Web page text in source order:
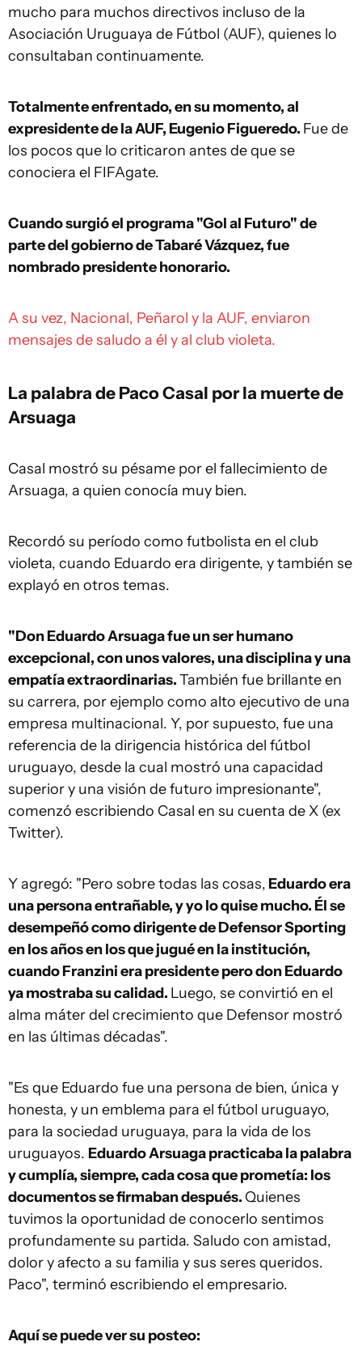
mucho para muchos directivos incluso de la
Asociación Uruguaya de Fútbol (AUF), quienes lo
consultaban continuamente.
Totalmente enfrentado, en su momento, al
expresidente de la AUF, Eugenio Figueredo. Fue de
los pocos que lo criticaron antes de que se
conociera el FIFAgate.
Cuando surgió el programa "Gol al Futuro" de
parte del gobierno de Tabaré Vázquez, fue
nombrado presidente honorario.
A su vez, Nacional, Peñarol y la AUF, enviaron
mensajes de saludo a él y al club violeta.
La palabra de Paco Casal por la muerte de
Arsuaga
Casal mostró su pésame por el fallecimiento de
Arsuaga, a quien conocía muy bien.
Recordó su período como futbolista en el club
violeta, cuando Eduardo era dirigente, y también se
explayó en otros temas.
"Don Eduardo Arsuaga fue un ser humano
excepcional, con unos valores, una disciplina y una
empatía extraordinarias.También fue brillante en
su carrera, por ejemplo como alto ejecutivo de una
empresa multinacional. Y, por supuesto, fue una
referencia de la dirigencia histórica del fútbol
uruguayo, desde la cual mostró una capacidad
superior y una visión de futuro impresionante",
comenzó escribiendo Casal en su cuenta de X (ex
Twitter).
Y agregó: "Pero sobre todas las cosas, Eduardo era
una persona entrañable, y yo lo quise mucho. Él se
desempeñó como dirigente de Defensor Sporting
en los años en los que jugué en la institución,
cuando Franzini era presidente pero don Eduardo
ya mostraba su calidad. Luego, se convirtió en el
alma máter del crecimiento que Defensor mostró
en las últimas décadas".
"Es que Eduardo fue una persona de bien, única y
honesta, y un emblema para el fútbol uruguayo,
para la sociedad uruguaya, para la vida de los
uruguayos. Eduardo Arsuaga practicaba la palabra
y cumplía, siempre, cada cosa que prometía: los
documentos se firmaban después. Quienes
tuvimos la oportunidad de conocerlo sentimos
profundamente su partida. Saludo con amistad,
dolor y afecto a su familia y sus seres queridos.
Paco", terminó escribiendo el empresario.
Aquí se puede ver su posteo: